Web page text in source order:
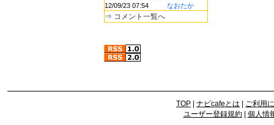
12/09/23 07:54 なおたか
⇒ コメント一覧へ
TOP ナビcafeとは
ご利用
ユーザー登録規約| 個人情